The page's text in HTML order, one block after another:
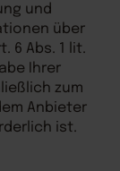
und
über
6 Abs. 1 lit.
Ihrer
zum
Anbieter
ist.